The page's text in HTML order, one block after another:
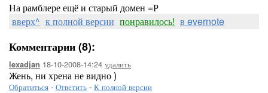
На рамблере ещё и старый домен =Р
вверх^ к полной версии понравилось! в evernote
Комментарии (8):
lexadjan 18-10-2008-14:24 удалить
Жень, ни хрена не видно )
Обратиться - Ответить - К полной версии